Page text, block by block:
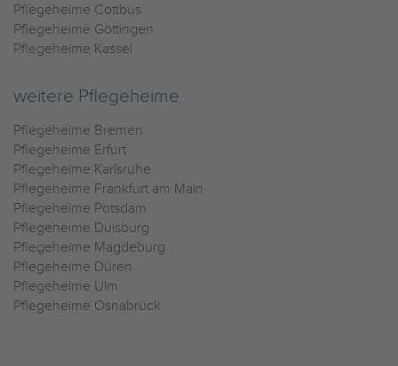
Pflegeheime Cottbus
Pflegeheime Göttingen
Pflegeheime Kassel
weitere Pflegeheime
Pflegeheime Bremen
Pflegeheime Erfurt
Pflegeheime Karlsruhe
Pflegeheime Frankfurt am Main
Pflegeheime Potsdam
Pflegeheime Duisburg
Pflegeheime Magdeburg
Pflegeheime Düren
Pflegeheime Ulm
Pflegeheime Osnabrück